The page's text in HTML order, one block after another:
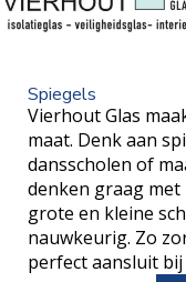
Spiegels
Vierhout Glas
maat. Denk aan
dansscholen of
denken graag met
grote en kleine
nauwkeurig. Zo
perfect aansluit